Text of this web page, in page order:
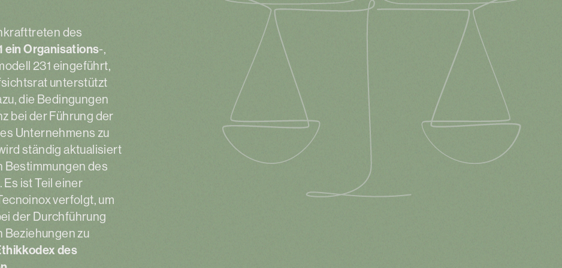
des
Organisations-,
231 eingeführt,
unterstützt
die Bedingungen
bei der Führung der
Unternehmens zu
ständig aktualisiert
Bestimmungen des
ist Teil einer
verfolgt, um
der Durchführung
Beziehungen zu
des